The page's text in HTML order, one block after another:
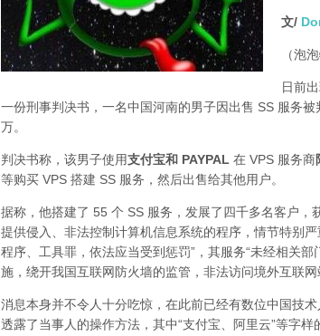
文/
（泡
日前
一份刑事判决书，一名中国河南的男子因出售 SS 服务
万。
判决书称，该男子使用支付宝和 PAYPAL 在 VPS 服务商
等购买 VPS 搭建 SS 服务，然后出售给其他用户。
据称，他搭建了 55 个 SS 服务，发展了四千多名客户，
提供侵入、非法控制计算机信息系统的程序，情节特别
程序、工具罪，依法应当受到惩罚”，其服务“未经相关
施，绕开我国互联网防火墙的监管，非法访问境外互联
消息本身并不令人十分吃惊，在此前已经有数位中国技
透露了当事人的操作方法，其中“支付宝、阿里云”等字